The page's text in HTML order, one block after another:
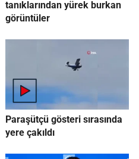
tanıklarından yürek burkan
görüntüler
Paraşütçü gösteri sırasında
yere çakıldı